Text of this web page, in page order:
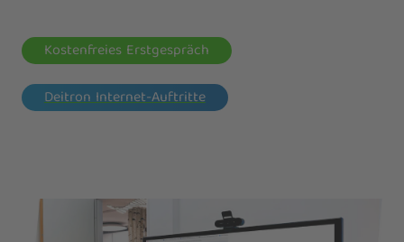
Kostenfreies Erstgespräch
Deitron Internet-Auftritte